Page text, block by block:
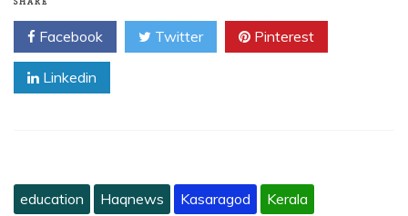
Facebook Twitter Pinterest
Linkedin
education Haqnews Kasaragod Kerala